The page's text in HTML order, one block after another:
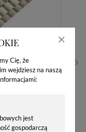
Cię, że
wejdziesz na naszą
jest
gospodarczą